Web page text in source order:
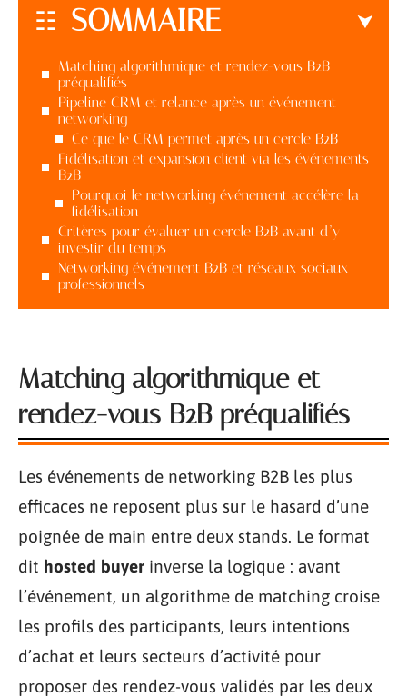
SOMMAIRE
Matching algorithmique et rendez-vous B2B
préqualifiés
Pipeline CRM et relance après un événement
networking
Ce que le CRM permet après un cercle B2B
Fidélisation et expansion client via les événements
B2B
Pourquoi le networking événement accélère la
fidélisation
Critères pour évaluer un cercle B2B avant d’y
investir du temps
Networking événement B2B et réseaux sociaux
professionnels
Matching algorithmique et
rendez-vous B2B préqualifiés
Les événements de networking B2B les plus
efficaces ne reposent plus sur le hasard d’une
poignée de main entre deux stands. Le format
dit hosted buyer inverse la logique : avant
l’événement, un algorithme de matching croise
les profils des participants, leurs intentions
d’achat et leurs secteurs d’activité pour
proposer des rendez-vous validés par les deux